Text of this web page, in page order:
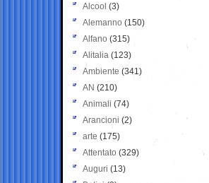
Alcool (3)
Alemanno (150)
Alfano (315)
Alitalia (123)
Ambiente (341)
AN (210)
Animali (74)
Arancioni (2)
arte (175)
Attentato (329)
Auguri (13)